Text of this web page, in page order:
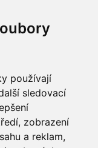
používají
sledovací
zobrazení
a reklam,